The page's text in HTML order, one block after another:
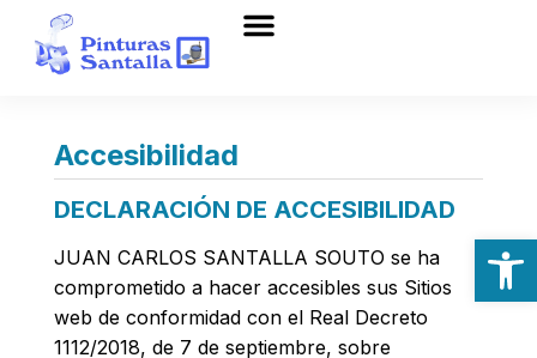
Abrir
Accesibilidad
DECLARACIÓN DE ACCESIBILIDAD
JUAN CARLOS SANTALLA SOUTO se ha
comprometido a hacer accesibles sus Sitios
web de conformidad con el Real Decreto
1112/2018, de 7 de septiembre, sobre